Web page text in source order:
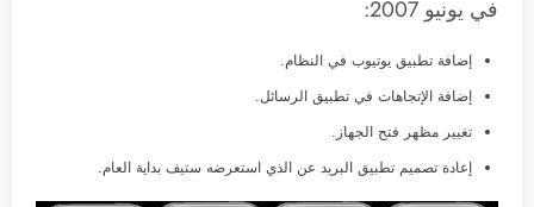
في يونيو 2007:
إضافة تطبيق يوتيوب في النظام.
إضافة الإتجاهات في تطبيق الرسائل.
تغيير مظهر فتح الجهاز.
إعادة تصميم تطبيق البريد عن الذي استعرضه ستيف بداية العام.